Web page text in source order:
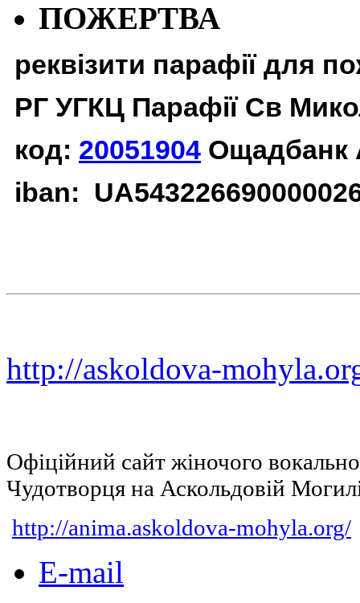
ПОЖЕРТВА
реквізити парафії для
РГ УГКЦ Парафії Св
код: 20051904 Ощадбанк
iban:
http://askoldova-
Офіційний сайт жіночого
Чудотворця на Аскольдовій
http://anima.askoldova-mohyla.org/
E-mail